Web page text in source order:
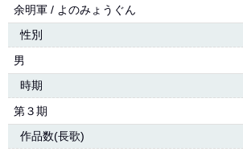
余明軍 / よのみょうぐん
性別
男
時期
第３期
作品数(長歌)